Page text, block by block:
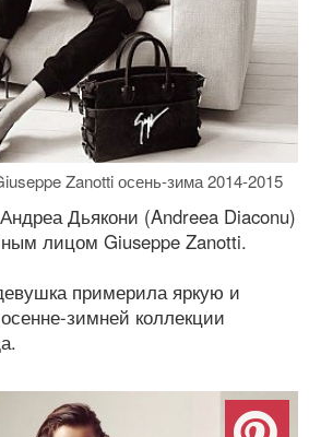
Zanotti осень-зима 2014-2015
Дьякони (Andreea Diaconu)
лицом Giuseppe Zanotti.
примерила яркую и
зимней коллекции